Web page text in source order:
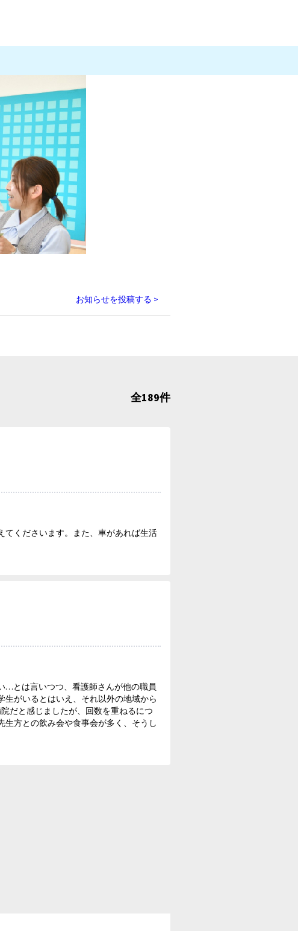
お知らせを投稿する >
全189件
てくださいます。また、車があれば生活
…とは言いつつ、看護師さんが他の職員
がいるとはいえ、それ以外の地域から
だと感じましたが、回数を重ねるにつ
方との飲み会や食事会が多く、そうし